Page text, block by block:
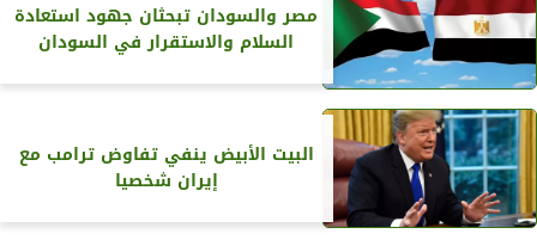
مصر والسودان تبحثان جهود استعادة
السلام والاستقرار في السودان
البيت الأبيض ينفي تفاوض ترامب مع
إيران شخصيا